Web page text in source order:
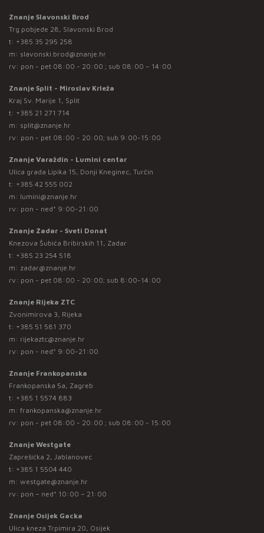
Znanje Slavonski Brod
Trg pobjede 28, Slavonski Brod
t: +385 35 295 258
m: slavonski.brod@znanje.hr
rv: pon - pet 08:00 - 20:00 ; sub 08:00 – 14:00
Znanje Split - Miroslav Krleža
Kraj Sv. Marije 1, Split
t: +385 21 271 714
m: split@znanje.hr
rv: pon - pet 08:00 - 20:00; sub 9:00-15:00
Znanje Varaždin - Lumini centar
Ulica grada Lipika 15, Donji Kneginec, Turčin
t: +385 42 555 002
m: lumini@znanje.hr
rv: pon - ned* 9:00-21:00
Znanje Zadar - Sveti Donat
Knezova Šubića Bribirskih 11, Zadar
t: +385 23 254 518
m: zadar@znanje.hr
rv: pon - pet 08:00 - 20:00; sub 8:00-14:00
Znanje Rijeka ZTC
Zvonimirova 3, Rijeka
t: +385 51 581 370
m: rijekaztc@znanje.hr
rv: pon - ned* 9:00-21:00
Znanje Frankopanska
Frankopanska 5a, Zagreb
t: +385 1 5574 883
m: frankopanska@znanje.hr
rv: pon - pet 08:00 - 20:00 ; sub 08:00 - 15:00
Znanje Westgate
Zaprešićka 2, Jablanovec
t: +385 1 5504 440
m: westgate@znanje.hr
rv: pon – ned* 10:00 – 21:00
Znanje Osijek Gacka
Ulica kneza Trpimira 20, Osijek